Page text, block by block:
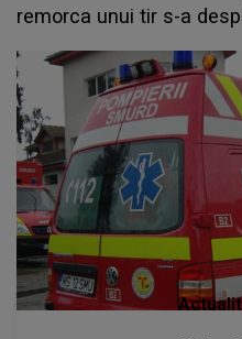
remorca unui tir s-a